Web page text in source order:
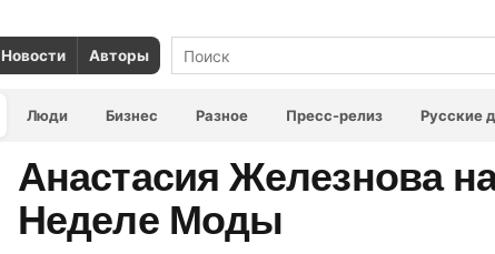
Новости Авторы
Люди Бизнес Разное Пресс-релиз Русские
Анастасия Железнова
Неделе Моды